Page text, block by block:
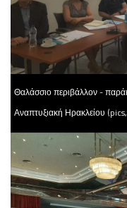
Θαλάσσιο περιβάλλον -
Αναπτυξιακή Ηρακλείου